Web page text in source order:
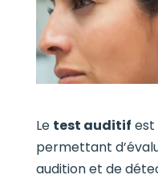
Le test auditif est
permettant
audition et de